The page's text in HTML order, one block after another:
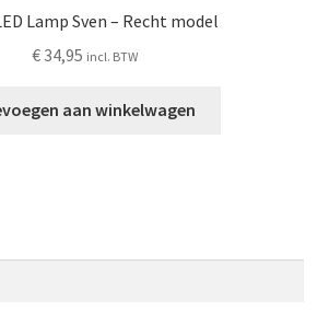
Lamp Sven – Recht model
€34,95 incl. BTW
aan winkelwagen